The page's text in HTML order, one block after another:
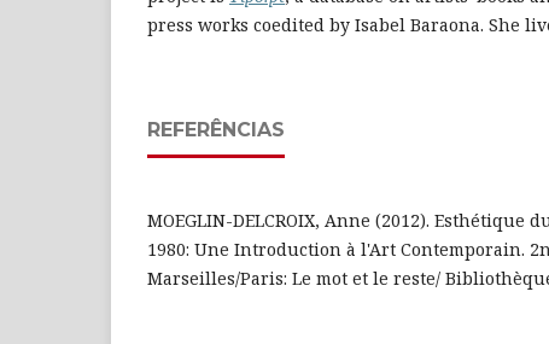
press works coedited by Isabel Baraona. She
REFERÊNCIAS
MOEGLIN-DELCROIX, Anne (2012). Esthétique
1980: Une Introduction à l'Art Contemporain.
Marseilles/Paris: Le mot et le reste/